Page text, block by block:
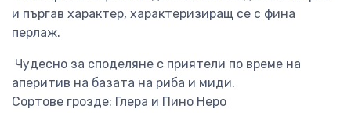
и пъргав характер, характеризиращ се с фина
перлаж.
Чудесно за споделяне с приятели по време на
аперитив на базата на риба и миди.
Сортове грозде: Глера и Пино Неро